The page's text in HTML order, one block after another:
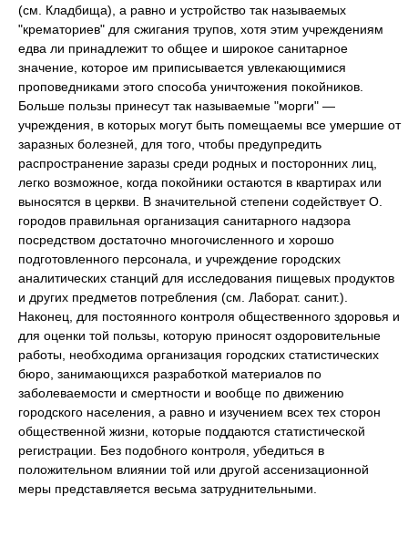
(см. Кладбища), а равно и устройство так называемых
"крематориев" для сжигания трупов, хотя этим учреждениям
едва ли принадлежит то общее и широкое санитарное
значение, которое им приписывается увлекающимися
проповедниками этого способа уничтожения покойников.
Больше пользы принесут так называемые "морги" —
учреждения, в которых могут быть помещаемы все умершие от
заразных болезней, для того, чтобы предупредить
распространение заразы среди родных и посторонних лиц,
легко возможное, когда покойники остаются в квартирах или
выносятся в церкви. В значительной степени содействует О.
городов правильная организация санитарного надзора
посредством достаточно многочисленного и хорошо
подготовленного персонала, и учреждение городских
аналитических станций для исследования пищевых продуктов
и других предметов потребления (см. Лаборат. санит.).
Наконец, для постоянного контроля общественного здоровья и
для оценки той пользы, которую приносят оздоровительные
работы, необходима организация городских статистических
бюро, занимающихся разработкой материалов по
заболеваемости и смертности и вообще по движению
городского населения, а равно и изучением всех тех сторон
общественной жизни, которые поддаются статистической
регистрации. Без подобного контроля, убедиться в
положительном влиянии той или другой ассенизационной
меры представляется весьма затруднительными.